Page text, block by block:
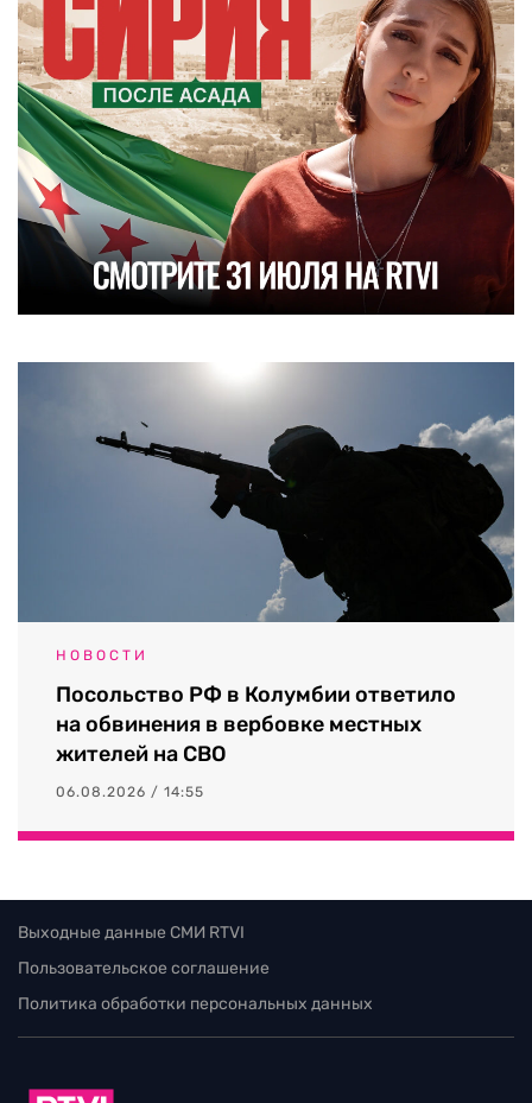
НОВОСТИ
Посольство РФ в Колумбии ответило
на обвинения в вербовке местных
жителей на СВО
06.08.2026 / 14:55
Выходные данные СМИ RTVI
Пользовательское соглашение
Политика обработки персональных данных